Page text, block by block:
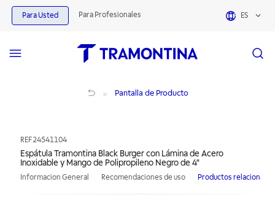
Para Usted Para Profesionales ES
Pantalla de Producto
REF24541104
Espátula Tramontina Black Burger con Lámina de Acero
Inoxidable y Mango de Polipropileno Negro de 4"
Informacion General Recomendaciones de uso Productos